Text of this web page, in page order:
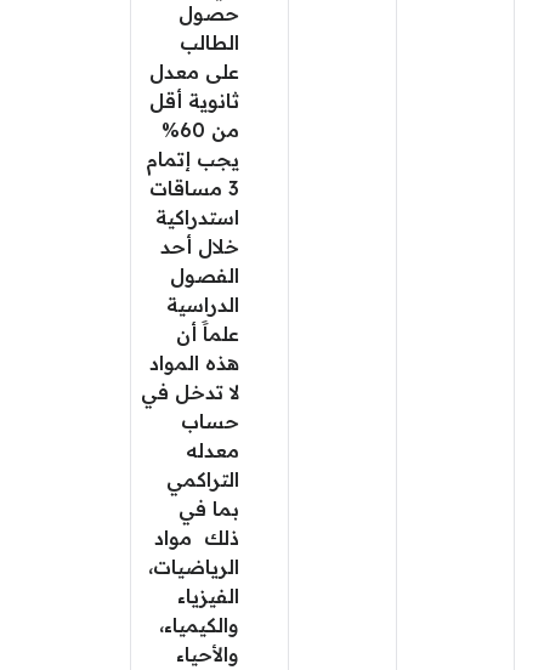
حصول
الطالب
على معدل
ثانوية أقل
من 60%
يجب إتمام
3 مساقات
استدراكية
خلال أحد
الفصول
الدراسية
علماََ أن
هذه المواد
لا تدخل في
حساب
معدله
التراكمي
بما في
ذلك مواد
الرياضيات،
الفيزياء
والكيمياء،
والأحياء